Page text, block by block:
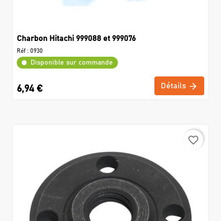
Charbon Hitachi 999088 et 999076
Réf : 0930
Disponible sur commande
6,94 € Détails
favorite_border